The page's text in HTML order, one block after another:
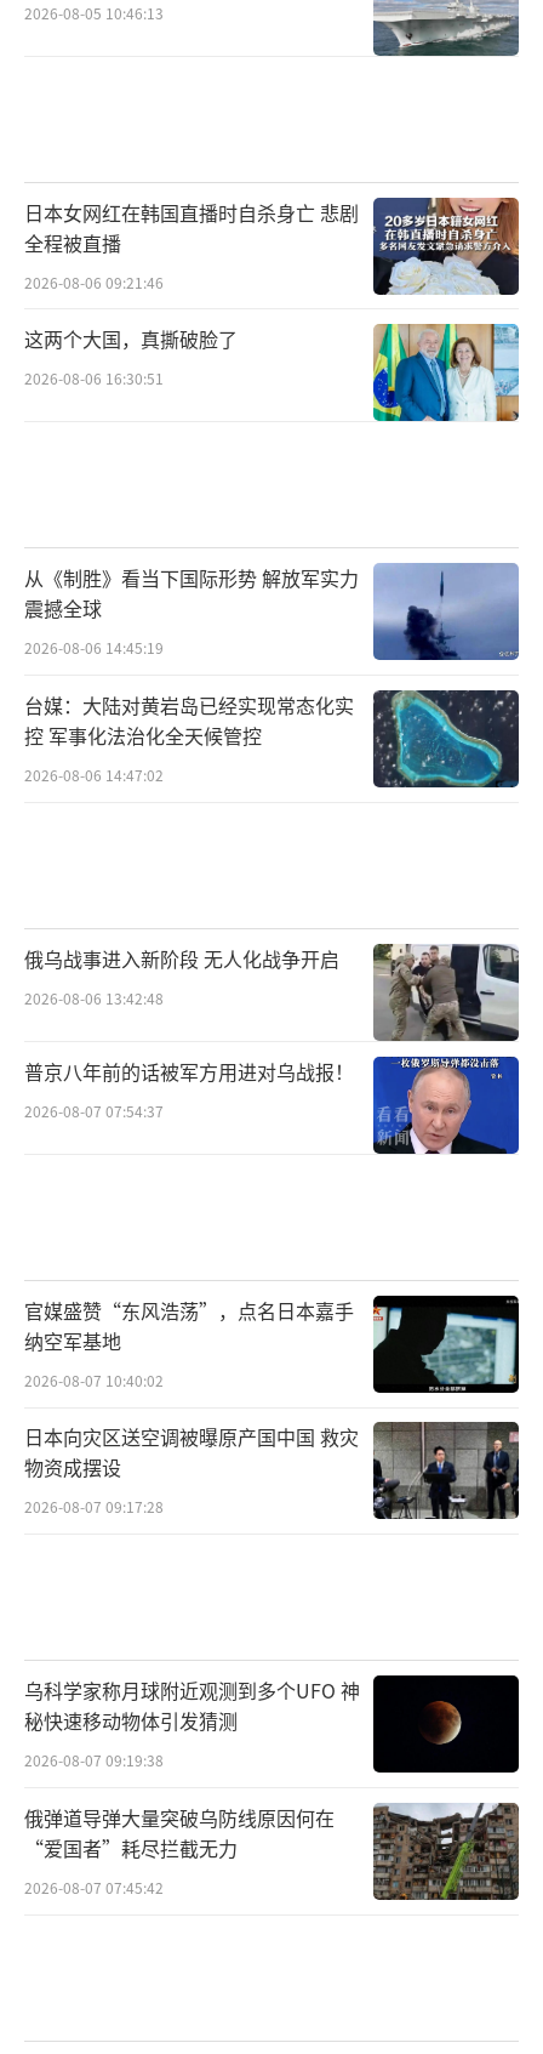
2026-08-05 10:46:13
日本女网红在韩国直播时自杀身亡 悲剧
全程被直播
2026-08-06 09:21:46
这两个大国，真撕破脸了
2026-08-06 16:30:51
从《制胜》看当下国际形势 解放军实力
震撼全球
2026-08-06 14:45:19
台媒：大陆对黄岩岛已经实现常态化实
控 军事化法治化全天候管控
2026-08-06 14:47:02
俄乌战事进入新阶段 无人化战争开启
2026-08-06 13:42:48
普京八年前的话被军方用进对乌战报！
2026-08-07 07:54:37
官媒盛赞“东风浩荡”，点名日本嘉手
纳空军基地
2026-08-07 10:40:02
日本向灾区送空调被曝原产国中国 救灾
物资成摆设
2026-08-07 09:17:28
乌科学家称月球附近观测到多个UFO 神
秘快速移动物体引发猜测
2026-08-07 09:19:38
俄弹道导弹大量突破乌防线原因何在
“爱国者”耗尽拦截无力
2026-08-07 07:45:42